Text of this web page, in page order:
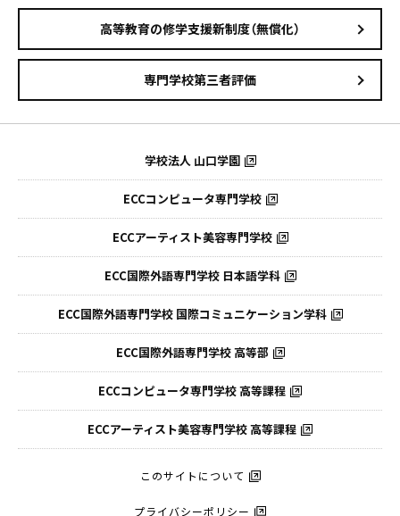
高等教育の修学支援新制度（無償化）
専門学校第三者評価
学校法人 山口学園
ECCコンピュータ専門学校
ECCアーティスト美容専門学校
ECC国際外語専門学校 日本語学科
ECC国際外語専門学校 国際コミュニケーション学科
ECC国際外語専門学校 高等部
ECCコンピュータ専門学校 高等課程
ECCアーティスト美容専門学校 高等課程
このサイトについて
プライバシーポリシー